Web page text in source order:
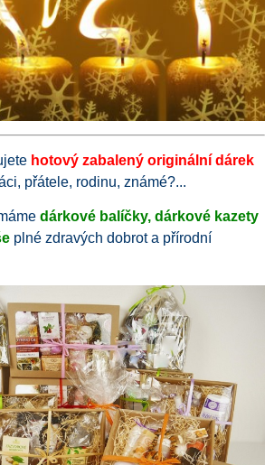
hotový zabalený originální dárek
přátele, rodinu, známé?...
dárkové balíčky, dárkové kazety
plné zdravých dobrot a přírodní